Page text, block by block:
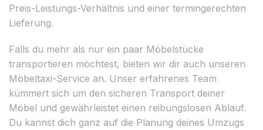
Preis-Leistungs-Verhältnis und einer termingerechten
Lieferung.
Falls du mehr als nur ein paar Möbelstücke
transportieren möchtest, bieten wir dir auch unseren
Möbeltaxi-Service an. Unser erfahrenes Team
kümmert sich um den sicheren Transport deiner
Möbel und gewährleistet einen reibungslosen Ablauf.
Du kannst dich ganz auf die Planung deines Umzugs